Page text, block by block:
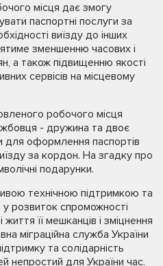
місця дає змогу
паспортні послуги за
виїзду до інших
зменшенню часових і
а також підвищенню якості
сервісів на місцевому
робочого місця
- дружина та двоє
для оформлення паспортів
за кордон. На згадку про
подарунки.
технічною підтримкою та
розвиток спроможності
її мешканців і зміцнення
міграційна служба України
та солідарність
непростий для України час.